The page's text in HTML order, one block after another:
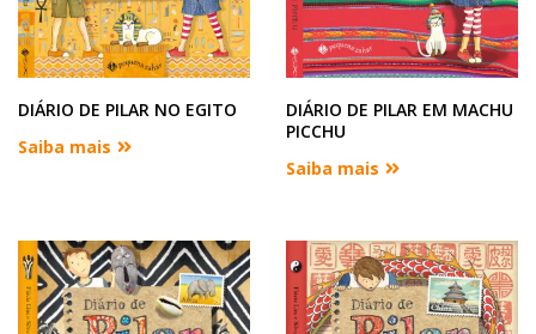
DIÁRIO DE PILAR NO EGITO
Saiba mais
DIÁRIO DE PILAR EM MACHU
PICCHU
Saiba mais